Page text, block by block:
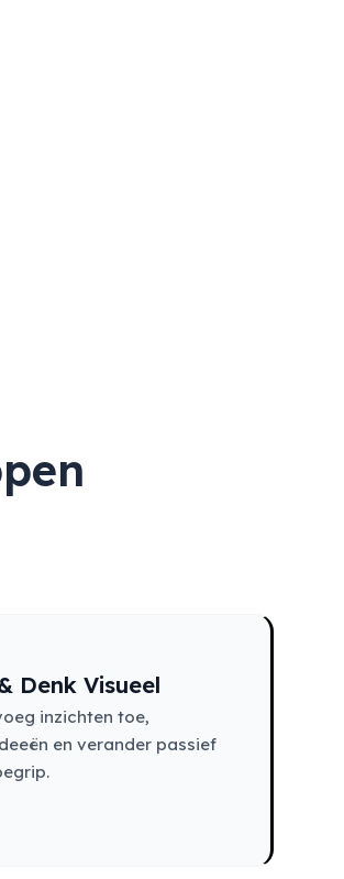
Denk Visueel
inzichten toe,
en verander passief